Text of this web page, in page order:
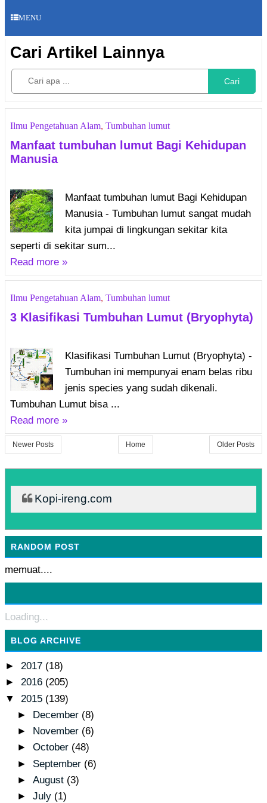
MENU
Cari Artikel Lainnya
Cari
Ilmu Pengetahuan Alam, Tumbuhan lumut
Manfaat tumbuhan lumut Bagi Kehidupan
Manusia
Manfaat tumbuhan lumut Bagi Kehidupan
Manusia - Tumbuhan lumut sangat mudah
kita jumpai di lingkungan sekitar kita
seperti di sekitar sum...
Read more »
Ilmu Pengetahuan Alam, Tumbuhan lumut
3 Klasifikasi Tumbuhan Lumut (Bryophyta)
Klasifikasi Tumbuhan Lumut (Bryophyta) -
Tumbuhan ini mempunyai enam belas ribu
jenis species yang sudah dikenali.
Tumbuhan Lumut bisa ...
Read more »
Newer Posts Older Posts
Home
Kopi-ireng.com
RANDOM POST
memuat....
Loading...
BLOG ARCHIVE
► 2017 (18)
► 2016 (205)
▼ 2015 (139)
► December (8)
► November (6)
►October (48)
► September (6)
►August (3)
►July (1)